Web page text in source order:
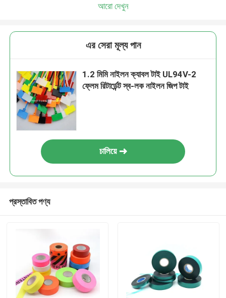
আরো দেখুন
এর সেরা মূল্য পান
1.2 মিমি নাইলন ক্যাবল টাই UL94V-2
ফ্লেম রিটার্ডেন্ট স্ব-লক নাইলন জিপ টাই
চালিয়ে
প্রস্তাবিত পণ্য